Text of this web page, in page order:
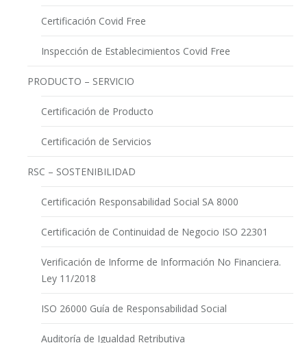
Certificación Covid Free
Inspección de Establecimientos Covid Free
PRODUCTO – SERVICIO
Certificación de Producto
Certificación de Servicios
RSC – SOSTENIBILIDAD
Certificación Responsabilidad Social SA 8000
Certificación de Continuidad de Negocio ISO 22301
Verificación de Informe de Información No Financiera.
Ley 11/2018
ISO 26000 Guía de Responsabilidad Social
Auditoría de Igualdad Retributiva